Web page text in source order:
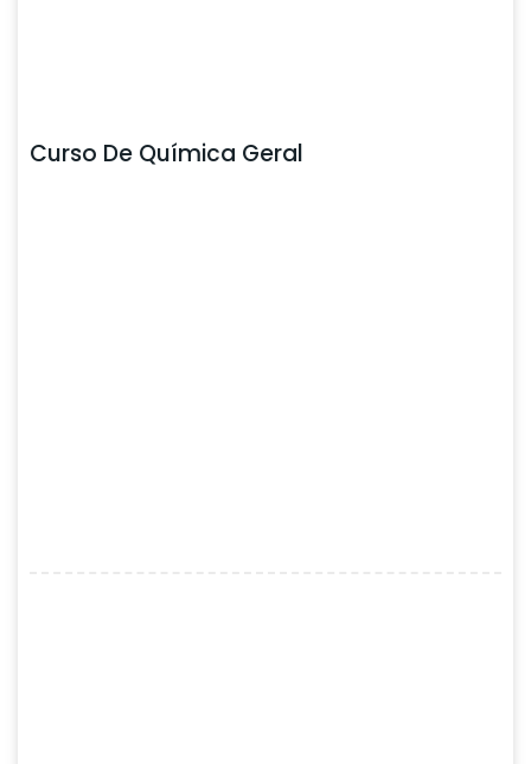
Curso De Química Geral